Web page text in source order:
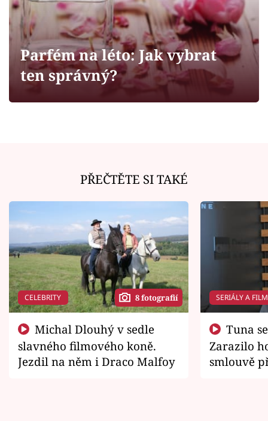
Sledujte prima+
Filmový festival Karlovy Vary
Sledujte nás
Parfém na léto: Jak vybrat
ten správný?
PŘEČTĚTE SI TAKÉ
CELEBRITY 8 fotografií
slavného filmového koně.
Jezdil na něm i Draco Malfoy
SERIÁLY A
Zarazilo
smlouvě